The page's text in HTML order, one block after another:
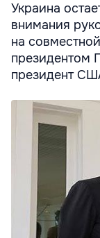
Украина
внимания
на
президентом
президент